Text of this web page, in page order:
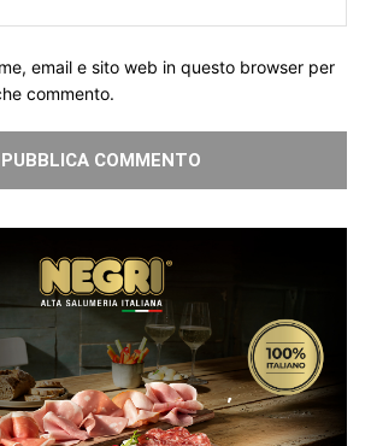
email e sito web in questo browser per
commento.